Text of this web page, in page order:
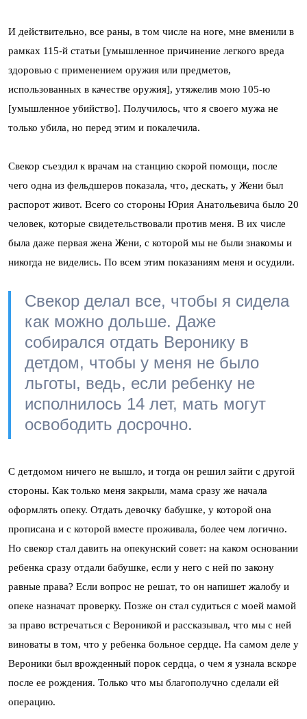
И действительно, все раны, в том числе на ноге, мне вменили в
рамках 115-й статьи [умышленное причинение легкого вреда
здоровью с применением оружия или предметов,
использованных в качестве оружия], утяжелив мою 105-ю
[умышленное убийство]. Получилось, что я своего мужа не
только убила, но перед этим и покалечила.
Свекор съездил к врачам на станцию скорой помощи, после
чего одна из фельдшеров показала, что, дескать, у Жени был
распорот живот. Всего со стороны Юрия Анатольевича было 20
человек, которые свидетельствовали против меня. В их числе
была даже первая жена Жени, с которой мы не были знакомы и
никогда не виделись. По всем этим показаниям меня и осудили.
Свекор делал все, чтобы я сидела
как можно дольше. Даже
собирался отдать Веронику в
детдом, чтобы у меня не было
льготы, ведь, если ребенку не
исполнилось 14 лет, мать могут
освободить досрочно.
С детдомом ничего не вышло, и тогда он решил зайти с другой
стороны. Как только меня закрыли, мама сразу же начала
оформлять опеку. Отдать девочку бабушке, у которой она
прописана и с которой вместе проживала, более чем логично.
Но свекор стал давить на опекунский совет: на каком основании
ребенка сразу отдали бабушке, если у него с ней по закону
равные права? Если вопрос не решат, то он напишет жалобу и
опеке назначат проверку. Позже он стал судиться с моей мамой
за право встречаться с Вероникой и рассказывал, что мы с ней
виноваты в том, что у ребенка больное сердце. На самом деле у
Вероники был врожденный порок сердца, о чем я узнала вскоре
после ее рождения. Только что мы благополучно сделали ей
операцию.